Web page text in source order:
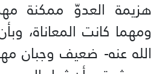
هزيمة العدوّ ممكنة
ومهما كانت المعاناة،
الله عنه- ضعيف وجبان